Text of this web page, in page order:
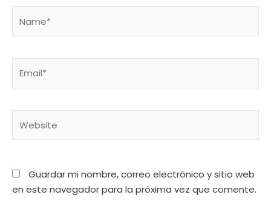
Guardar mi nombre, correo electrónico y sitio web
en este navegador para la próxima vez que comente.